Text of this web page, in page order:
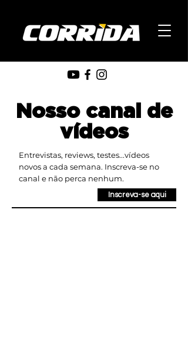
Nosso canal de
vídeos
Entrevistas, reviews, testes...vídeos
novos a cada semana. Inscreva-se no
canal e não perca nenhum.
Inscreva-se aqui